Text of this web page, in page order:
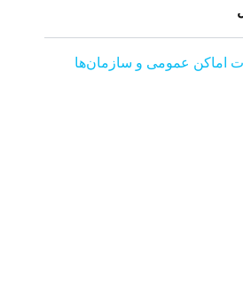
اماکن عمومی و سازمان‌ها